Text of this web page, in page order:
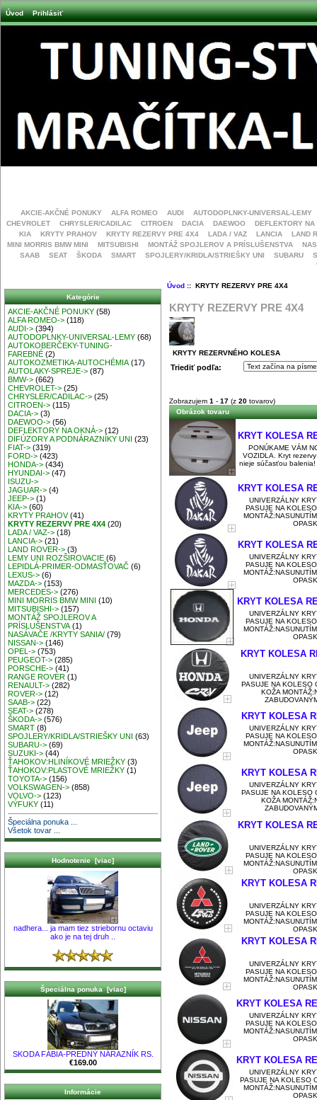
Úvod Prihlásiť
AKCIE-AKČNÉ PONUKY ALFA ROMEO AUDI
AUTODOPLNKY-UNIVERSAL-LEMY
CHEVROLET
CHRYSLER/CADILAC CITROEN DACIA DAEWOO
DEFLEKTORY NA
KIA
KRYTY PRAHOV KRYTY REZERVY PRE 4X4 LADA / VAZ LANCIA
LAND
MINI MORRIS BMW MINI
MITSUBISHI MONTÁŽ SPOJLEROV A PRÍSLUŠENSTVA
SAAB
SEAT ŠKODA SMART SPOJLERY/KRIDLA/STRIEŠKY UNI SUBARU
Kategórie
AKCIE-AKČNÉ PONUKY (58)
ALFA ROMEO-> (118)
AUDI-> (394)
AUTODOPLNKY-UNIVERSAL-LEMY (68)
AUTOKOBERČEKY-TUNING-
FAREBNÉ (2)
AUTOKOZMETIKA-AUTOCHÉMIA (17)
AUTOLAKY-SPREJE-> (87)
BMW-> (662)
CHEVROLET-> (25)
CHRYSLER/CADILAC-> (25)
CITROEN-> (115)
DACIA-> (3)
DAEWOO-> (56)
DEFLEKTORY NA OKNÁ-> (12)
DIFÚZORY A PODNÁRAZNÍKY UNI
(23)
FIAT-> (319)
FORD-> (423)
HONDA-> (434)
HYUNDAI-> (47)
ISUZU->
JAGUAR-> (4)
JEEP-> (1)
KIA-> (60)
KRYTY PRAHOV(41)
KRYTY REZERVY PRE 4X4 (20)
LADA / VAZ-> (18)
LANCIA-> (21)
LAND ROVER-> (3)
LEMY UNI ROZŠIROVACIE (6)
LEPIDLÁ-PRIMER-ODMASŤOVAČ (6)
LEXUS-> (6)
MAZDA-> (153)
MERCEDES-> (276)
MINI MORRIS BMW MINI
(10)
MITSUBISHI-> (157)
MONTÁŽ SPOJLEROV A
PRÍSLUŠENSTVA (1)
NASÁVAČE /KRYTY SANIA/ (79)
NISSAN-> (146)
OPEL-> (753)
PEUGEOT-> (285)
PORSCHE-> (41)
RANGE ROVER (1)
RENAULT-> (282)
ROVER-> (12)
SAAB-> (22)
SEAT-> (278)
ŠKODA-> (576)
SMART (8)
SPOJLERY/KRIDLA/STRIEŠKY UNI
(63)
SUBARU-> (69)
SUZUKI-> (44)
ŤAHOKOV:HLINÍKOVÉ MRIEŽKY (3)
ŤAHOKOV:PLASTOVÉ MRIEŽKY (1)
TOYOTA-> (156)
VOLKSWAGEN-> (858)
VOLVO-> (123)
VÝFUKY (11)
Špeciálna ponuka ...
Všetok tovar ...
Hodnotenie [viac]
nadhera... ja mam tiez striebornu octaviu
ako je na tej druh ..
Špeciálna ponuka [viac]
SKODA FÁBIA-PREDNÝ NÁRAZNÍK RS.
€169.00
Informácie
Úvod:: KRYTY REZERVY PRE 4X4
KRYTY REZERVY PRE 4X4
KRYTY REZERVNÉHO KOLESA
Triediť podľa:
Zobrazujem 1 - 17 (z 20 tovarov)
Obrázok tovaru
KRYT KOLESA
PONÚKAME VÁM
VOZIDLA. Kryt
nieje súčasťou
KRYT KOLESA
UNIVERZÁLNY
PASUJE NA
KRYT KOLESA
UNIVERZÁLNY
PASUJE NA
KRYT KOLESA
UNIVERZÁLNY
PASUJE NA
KRYT KOLESA
UNIVERZÁLNY
PASUJE NA KOLESO
KOŽA
KRYT KOLESA
UNIVERZÁLNY
PASUJE NA
KRYT KOLESA
UNIVERZÁLNY
PASUJE NA KOLESO
KOŽA
KRYT KOLESA
UNIVERZÁLNY
PASUJE NA
KRYT KOLESA
UNIVERZÁLNY
PASUJE NA
KRYT KOLESA
UNIVERZÁLNY
PASUJE NA
KRYT KOLESA
UNIVERZÁLNY
PASUJE NA
KRYT KOLESA
UNIVERZÁLNY
PASUJE NA KOLESO